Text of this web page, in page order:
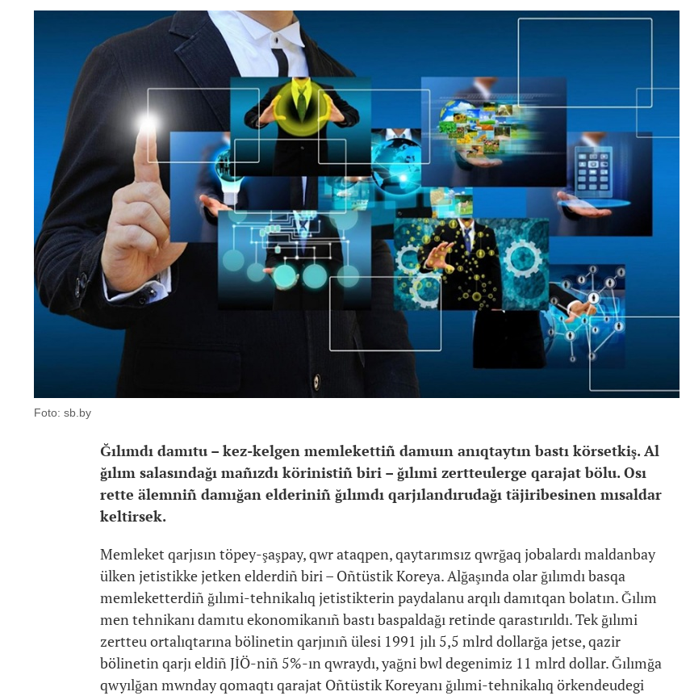
Foto: sb.by
Ğılımdı damıtu – kez-kelgen memlekettiñ damuın anıqtaytın bastı körsetkiş. Al
ğılım salasındağı mañızdı körinistiñ biri – ğılımi zertteulerge qarajat bölu. Osı
rette älemniñ damığan elderiniñ ğılımdı qarjılandırudağı täjiribesinen mısaldar
keltirsek.
Memleket qarjısın töpey-şaşpay, qwr ataqpen, qaytarımsız qwrğaq jobalardı maldanbay
ülken jetistikke jetken elderdiñ biri – Oñtüstik Koreya. Alğaşında olar ğılımdı basqa
memleketterdiñ ğılımi-tehnikalıq jetistikterin paydalanu arqılı damıtqan bolatın. Ğılım
men tehnikanı damıtu ekonomikanıñ bastı baspaldağı retinde qarastırıldı. Tek ğılımi
zertteu ortalıqtarına bölinetin qarjınıñ ülesi 1991 jılı 5,5 mlrd dollarğa jetse, qazir
bölinetin qarjı eldiñ JİÖ-niñ 5%-ın qwraydı, yağni bwl degenimiz 11 mlrd dollar. Ğılımğa
qwyılğan mwnday qomaqtı qarajat Oñtüstik Koreyanı ğılımi-tehnikalıq örkendeudegi